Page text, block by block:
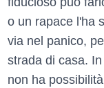
o un rapace l'ha
via nel panico,
strada di casa.
non ha